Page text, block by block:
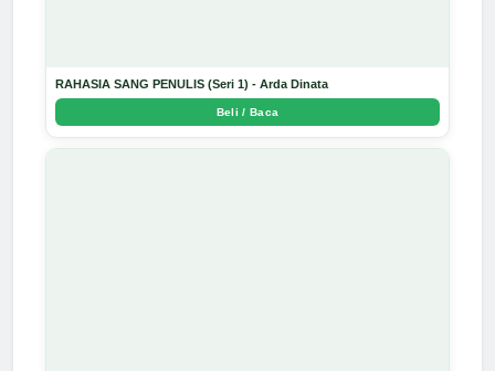
RAHASIA SANG PENULIS (Seri 1) - Arda Dinata
Beli / Baca